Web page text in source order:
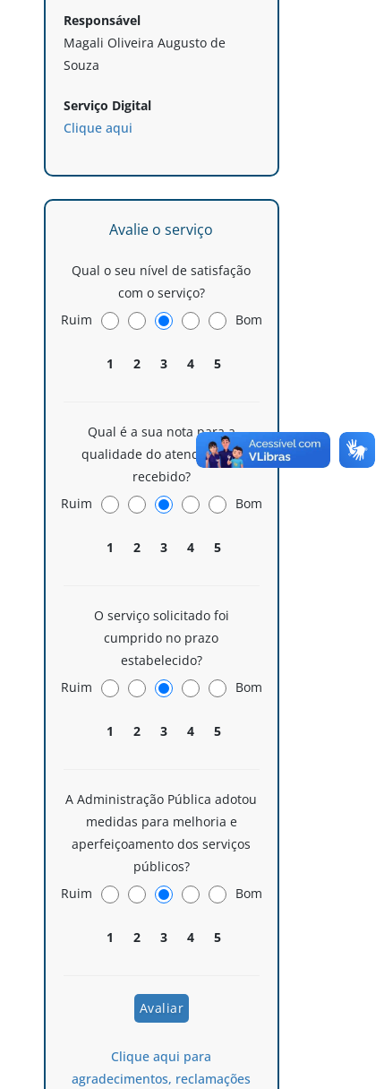
Responsável
Magali Oliveira Augusto de
Souza
Serviço Digital
Clique aqui
Avalie o serviço
Qual o seu nível de satisfação
com o serviço?
Ruim
1 2 3 4 5
Bom
Qual é a sua nota para a
qualidade do atendimento
recebido?
Ruim
1 2 3 4 5
Bom
O serviço solicitado foi
cumprido no prazo
estabelecido?
Ruim
1 2 3 4 5
Bom
A Administração Pública adotou
medidas para melhoria e
aperfeiçoamento dos serviços
públicos?
Ruim
1 2 3 4 5
Bom
Clique aqui para
agradecimentos, reclamações